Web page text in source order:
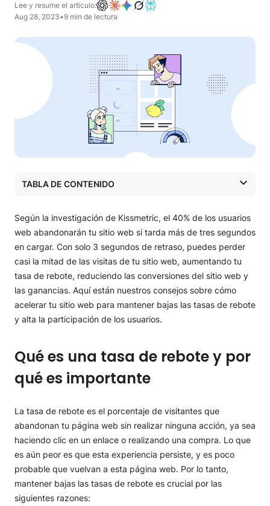
Lee y resume el articulo:
Aug 28, 2023•9 min de lectura
TABLA DE CONTENIDO
Qué factores influyen en la tasa de rebote de tu sitio
web
Qué es una buena tasa de rebote y cómo calcular la
tuya
Cómo reducir la tasa de rebote de tu web
Mejora la velocidad de carga de tu página web
Optimiza tu web para móviles
Diseña páginas de destino atractivas
Mejora tu contenido
Ten CTAs claros
Usa enlaces internos
Implementa encuestas de salida
Según la investigación de Kissmetric, el 40% de los usuarios
web abandonarán tu sitio web si tarda más de tres segundos
en cargar. Con solo 3 segundos de retraso, puedes perder
casi la mitad de las visitas de tu sitio web, aumentando tu
tasa de rebote, reduciendo las conversiones del sitio web y
las ganancias. Aquí están nuestros consejos sobre cómo
acelerar tu sitio web para mantener bajas las tasas de rebote
y alta la participación de los usuarios.
Qué es una tasa de rebote y por
qué es importante
La tasa de rebote es el porcentaje de visitantes que
abandonan tu página web sin realizar ninguna acción, ya sea
haciendo clic en un enlace o realizando una compra. Lo que
es aún peor es que esta experiencia persiste, y es poco
probable que vuelvan a esta página web. Por lo tanto,
mantener bajas las tasas de rebote es crucial por las
siguientes razones: